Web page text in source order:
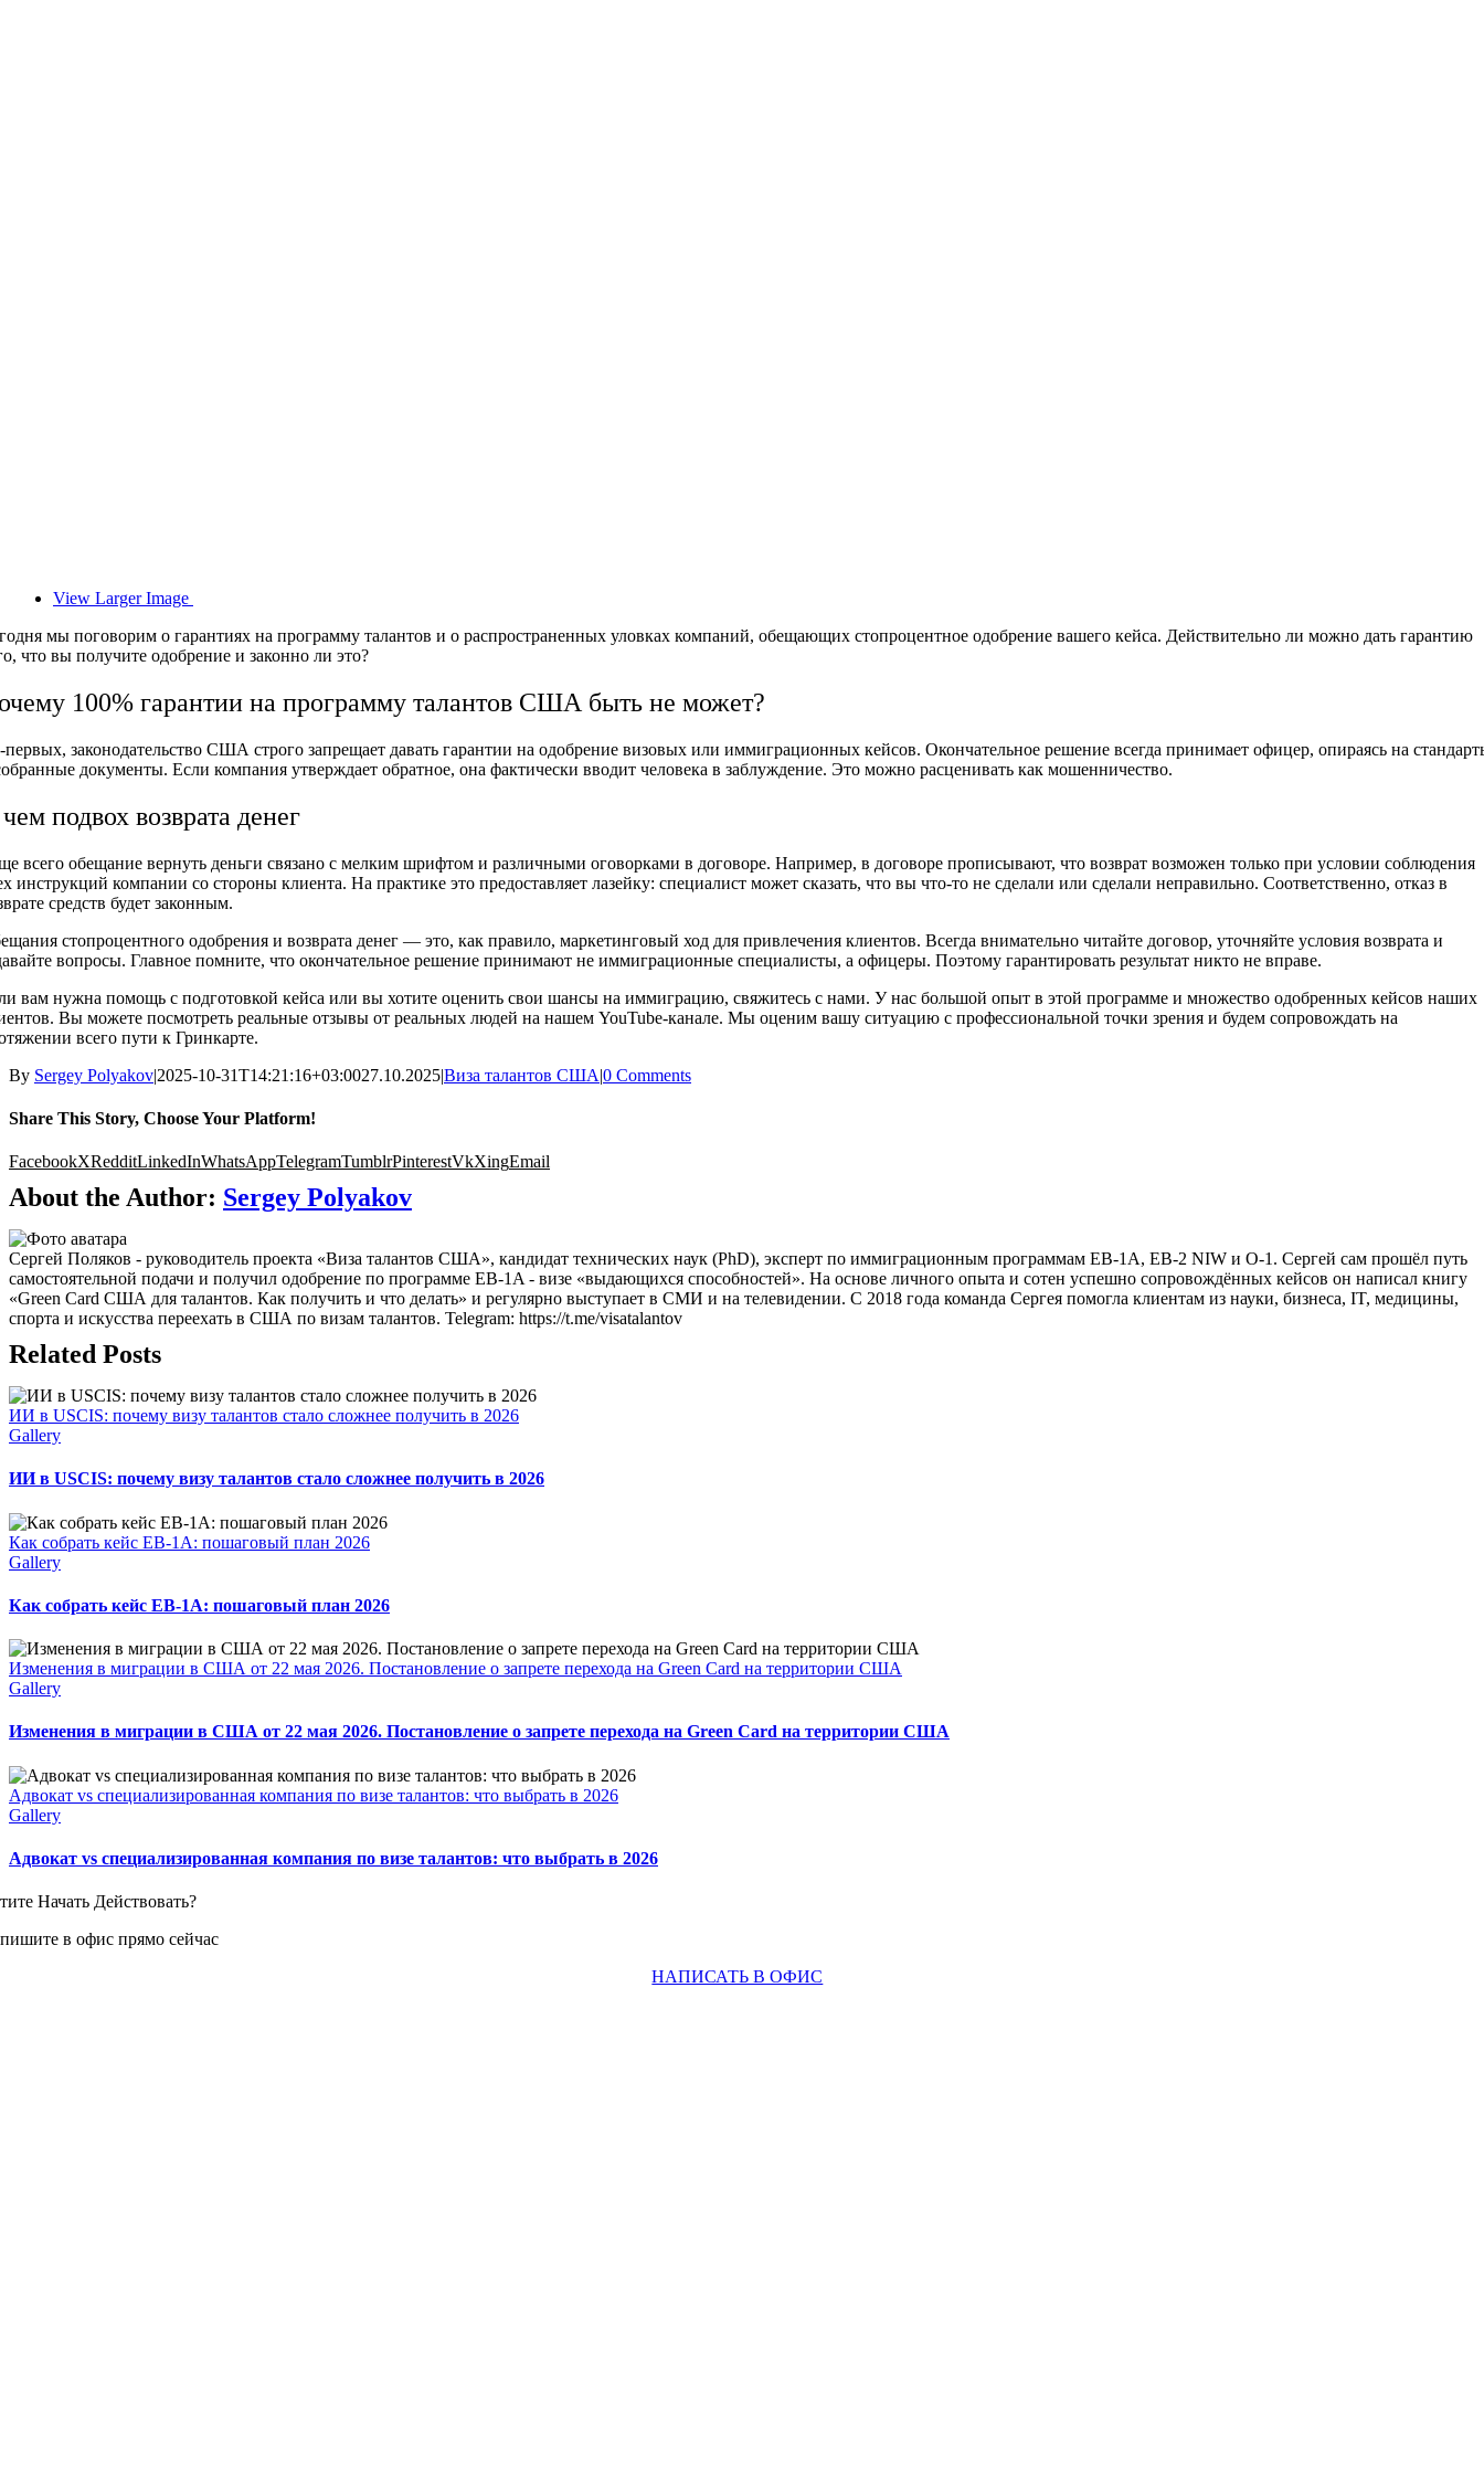
View Larger Image
мы поговорим о гарантиях на программу талантов и о распространенных уловках компаний, обещающих стопроцентное одобрение вашего кейса. Действительно ли можно дать гарантию
что вы получите одобрение и законно ли это?
100% гарантии на программу талантов США быть не может?
законодательство США строго запрещает давать гарантии на одобрение визовых или иммиграционных кейсов. Окончательное решение всегда принимает офицер, опираясь на
документы. Если компания утверждает обратное, она фактически вводит человека в заблуждение. Это можно расценивать как мошенничество.
подвох возврата денег
всего обещание вернуть деньги связано с мелким шрифтом и различными оговорками в договоре. Например, в договоре прописывают, что возврат возможен только при условии соблюдения
инструкций компании со стороны клиента. На практике это предоставляет лазейку: специалист может сказать, что вы что-то не сделали или сделали неправильно. Соответственно, отказ в
средств будет законным.
стопроцентного одобрения и возврата денег — это, как правило, маркетинговый ход для привлечения клиентов. Всегда внимательно читайте договор, уточняйте условия возврата и
вопросы. Главное помните, что окончательное решение принимают не иммиграционные специалисты, а офицеры. Поэтому гарантировать результат никто не вправе.
вам нужна помощь с подготовкой кейса или вы хотите оценить свои шансы на иммиграцию, свяжитесь с нами. У нас большой опыт в этой программе и множество одобренных кейсов наших
Вы можете посмотреть реальные отзывы от реальных людей на нашем YouTube-канале. Мы оценим вашу ситуацию с профессиональной точки зрения и будем сопровождать на
всего пути к Гринкарте.
By Sergey Polyakov|2025-10-31T14:21:16+03:0027.10.2025|Виза талантов США|0 Comments
Share This Story, Choose Your Platform!
FacebookXRedditLinkedInWhatsAppTelegramTumblrPinterestVkXingEmail
About the Author: Sergey Polyakov
Сергей Поляков - руководитель проекта «Виза талантов США», кандидат технических наук (PhD), эксперт по иммиграционным программам EB-1A, EB-2 NIW и O-1. Сергей сам прошёл путь
самостоятельной подачи и получил одобрение по программе EB-1A - визе «выдающихся способностей». На основе личного опыта и сотен успешно сопровождённых кейсов он написал книгу
«Green Card США для талантов. Как получить и что делать» и регулярно выступает в СМИ и на телевидении. С 2018 года команда Сергея помогла клиентам из науки, бизнеса, IT, медицины,
спорта и искусства переехать в США по визам талантов. Telegram: https://t.me/visatalantov
Related Posts
ИИ в USCIS: почему визу талантов стало сложнее получить в 2026
Gallery
ИИ в USCIS: почему визу талантов стало сложнее получить в 2026
Как собрать кейс EB-1A: пошаговый план 2026
Gallery
Как собрать кейс EB-1A: пошаговый план 2026
Изменения в миграции в США от 22 мая 2026. Постановление о запрете перехода на Green Card на территории США
Gallery
Изменения в миграции в США от 22 мая 2026. Постановление о запрете перехода на Green Card на территории США
Адвокат vs специализированная компания по визе талантов: что выбрать в 2026
Gallery
Адвокат vs специализированная компания по визе талантов: что выбрать в 2026
Начать Действовать?
в офис прямо сейчас
НАПИСАТЬ В ОФИС